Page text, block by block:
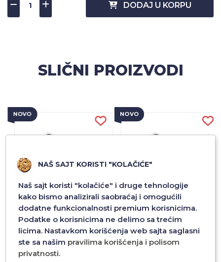
DODAJ U KORPU
SLIČNI PROIZVODI
NOVO
FOLIJA ZA ZASTITU
EKRANA MOSSILY DIAMOND
GLASS ZA IPHONE 17 PRO
CRNA
1.992,00 RSD
NOVO
FOLIJA ZA ZASTITU
EKRANA MOSSILY DIAMOND
GLASS ZA IPHONE 17 PRO
MAX CRNA
NAŠ SAJT KORISTI "KOLAČIĆE"
Naš sajt koristi "kolačiće" i druge tehnologije
kako bismo analizirali saobraćaj i omogućili
dodatne funkcionalnosti premium korisnicima.
Podatke o korisnicima ne delimo sa trećim
licima. Nastavkom korišćenja web sajta saglasni
ste sa našim pravilima korišćenja i polisom
privatnosti.